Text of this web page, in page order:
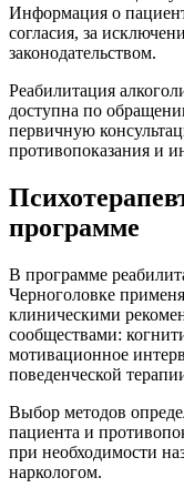
Информация о
согласия, за
законодательством.
Реабилитация
доступна по
первичную
противопоказания и
программе
В программе
Черноголовке
клиническими
сообществами:
мотивационное
поведенческой
Выбор методов
пациента и
при необходимости
наркологом.